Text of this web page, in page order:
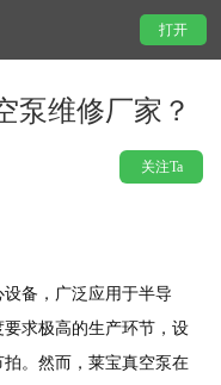
打开
泵维修厂家？
关注Ta
备，广泛应用于半导
求极高的生产环节，设
。然而，莱宝真空泵在